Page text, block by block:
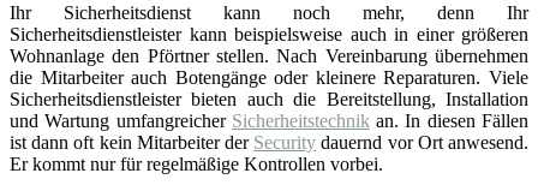
Ihr Sicherheitsdienst kann noch mehr, denn Ihr
Sicherheitsdienstleister kann beispielsweise auch in einer größeren
Wohnanlage den Pförtner stellen. Nach Vereinbarung übernehmen
die Mitarbeiter auch Botengänge oder kleinere Reparaturen. Viele
Sicherheitsdienstleister bieten auch die Bereitstellung, Installation
und Wartung umfangreicher Sicherheitstechnikan. In diesen Fällen
ist dann oft kein Mitarbeiter der Security dauernd vor Ort anwesend.
Er kommt nur für regelmäßige Kontrollen vorbei.